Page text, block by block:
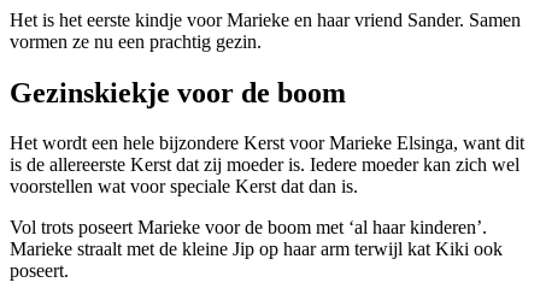
Het is het eerste kindje voor Marieke en haar vriend Sander. Samen
vormen ze nu een prachtig gezin.
Gezinskiekje voor de boom
Het wordt een hele bijzondere Kerst voor Marieke Elsinga, want dit
is de allereerste Kerst dat zij moeder is. Iedere moeder kan zich wel
voorstellen wat voor speciale Kerst dat dan is.
Vol trots poseert Marieke voor de boom met ‘al haar kinderen’.
Marieke straalt met de kleine Jip op haar arm terwijl kat Kiki ook
poseert.